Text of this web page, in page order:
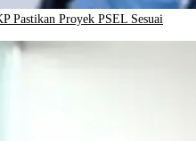
Pastikan Proyek PSEL Sesuai